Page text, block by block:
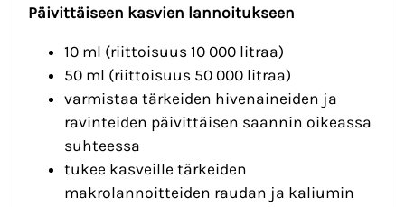
Päivittäiseen kasvien lannoitukseen
10 ml (riittoisuus 10 000 litraa)
50 ml (riittoisuus 50 000 litraa)
varmistaa tärkeiden hivenaineiden ja
ravinteiden päivittäisen saannin oikeassa
suhteessa
tukee kasveille tärkeiden
makrolannoitteiden raudan ja kaliumin